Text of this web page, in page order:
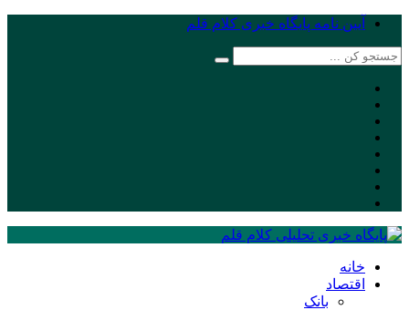
آیین نامه پایگاه خبری کلام قلم
خانه
اقتصاد
بانک